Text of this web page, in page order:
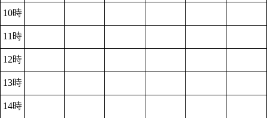
10時
11時
12時
13時
14時